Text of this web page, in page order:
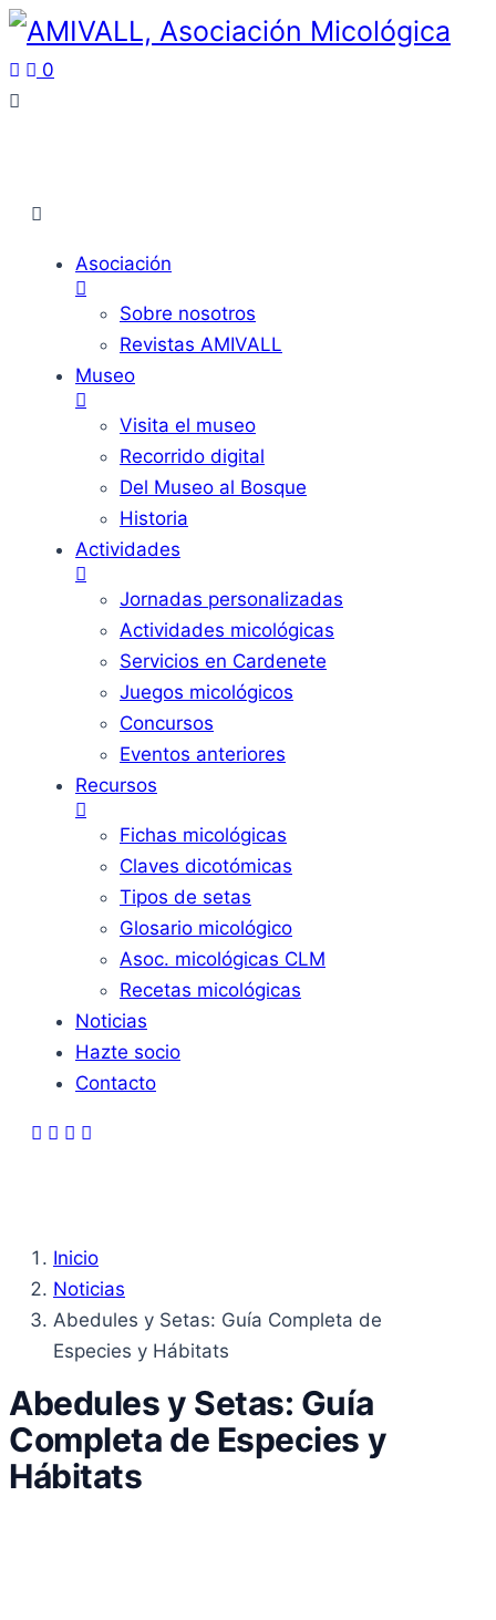
0
Asociación
Sobre nosotros
Revistas AMIVALL
Museo
Visita el museo
Recorrido digital
Del Museo al Bosque
Historia
Actividades
Jornadas personalizadas
Actividades micológicas
Servicios en Cardenete
Juegos micológicos
Concursos
Eventos anteriores
Recursos
Fichas micológicas
Claves dicotómicas
Tipos de setas
Glosario micológico
Asoc. micológicas CLM
Recetas micológicas
Noticias
Hazte socio
Contacto
Inicio
Noticias
Abedules y Setas: Guía Completa de
Especies y Hábitats
Abedules y Setas: Guía
Completa de Especies y
Hábitats